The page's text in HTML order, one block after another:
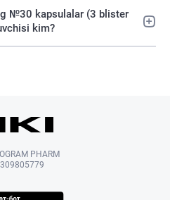
№30 kapsulalar (3 blister
kim?
PHARM
309805779